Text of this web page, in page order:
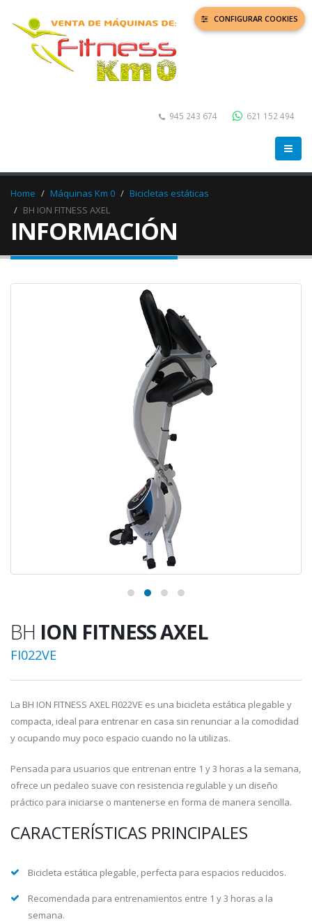
CONFIGURAR COOKIES
945 243 674 621 152 494
Home Máquinas Km 0
Bicicletas estáticas
BH ION FITNESS AXEL
INFORMACIÓN
BH ION FITNESS AXEL
FI022VE
La BH ION FITNESS AXEL FI022VE es una bicicleta estática plegable y
compacta, ideal para entrenar en casa sin renunciar a la comodidad
y ocupando muy poco espacio cuando no la utilizas.
Pensada para usuarios que entrenan entre 1 y 3 horas a la semana,
ofrece un pedaleo suave con resistencia regulable y un diseño
práctico para iniciarse o mantenerse en forma de manera sencilla.
CARACTERÍSTICAS PRINCIPALES
Bicicleta estática plegable, perfecta para espacios reducidos.
Recomendada para entrenamientos entre 1 y 3 horas a la
semana.